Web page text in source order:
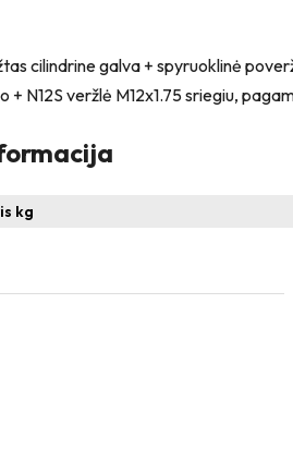
cilindrine galva + spyruoklinė
+ N12S veržlė M12x1.75 sriegiu,
kg